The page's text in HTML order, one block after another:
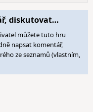
diskutovat…
můžete tuto hru
napsat komentář,
ze seznamů (vlastním,